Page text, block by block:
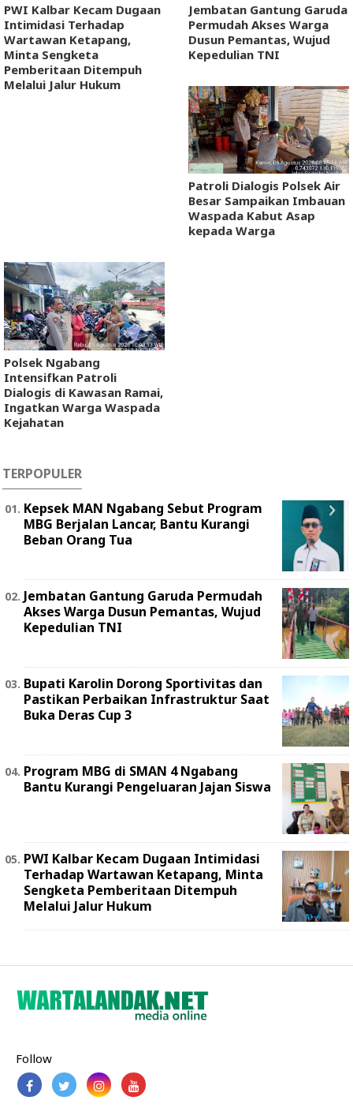
PWI Kalbar Kecam Dugaan
Intimidasi Terhadap
Wartawan Ketapang,
Minta Sengketa
Pemberitaan Ditempuh
Melalui Jalur Hukum
Jembatan Gantung Garuda
Permudah Akses Warga
Dusun Pemantas, Wujud
Kepedulian TNI
Patroli Dialogis Polsek Air
Besar Sampaikan Imbauan
Waspada Kabut Asap
kepada Warga
Polsek Ngabang
Intensifkan Patroli
Dialogis di Kawasan Ramai,
Ingatkan Warga Waspada
Kejahatan
TERPOPULER
Kepsek MAN Ngabang Sebut Program
MBG Berjalan Lancar, Bantu Kurangi
Beban Orang Tua
Jembatan Gantung Garuda Permudah
Akses Warga Dusun Pemantas, Wujud
Kepedulian TNI
Bupati Karolin Dorong Sportivitas dan
Pastikan Perbaikan Infrastruktur Saat
Buka Deras Cup 3
Program MBG di SMAN 4 Ngabang
Bantu Kurangi Pengeluaran Jajan Siswa
PWI Kalbar Kecam Dugaan Intimidasi
Terhadap Wartawan Ketapang, Minta
Sengketa Pemberitaan Ditempuh
Melalui Jalur Hukum
Follow